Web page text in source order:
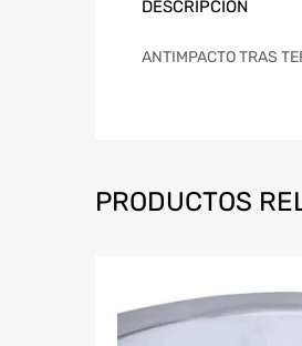
DESCRIPCIÓN
ANTIMPACTO TRAS
PRODUCTOS